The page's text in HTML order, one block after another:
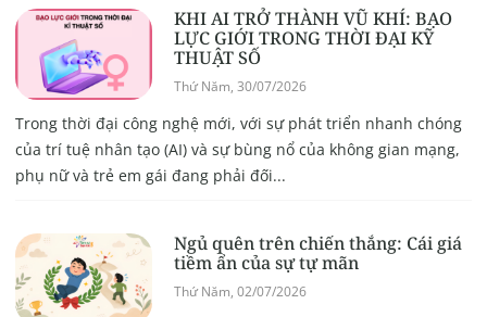
KHI AI TRỞ THÀNH VŨ KHÍ: BẠO
LỰC GIỚI TRONG THỜI ĐẠI KỸ
THUẬT SỐ
Thứ Năm, 30/07/2026
Trong thời đại công nghệ mới, với sự phát triển nhanh chóng
của trí tuệ nhân tạo (AI) và sự bùng nổ của không gian mạng,
phụ nữ và trẻ em gái đang phải đối...
Ngủ quên trên chiến thắng: Cái giá
tiềm ẩn của sự tự mãn
Thứ Năm, 02/07/2026